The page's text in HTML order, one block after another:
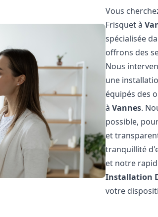
Vous
Frisquet à
spécialisée
offrons des
Nous
une
équipés des
àVannes.
possible,
et
tranquillité
et notre
Installation
votre